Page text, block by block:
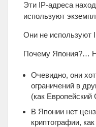
Эти IP-адреса
используют
Они не используют
Почему Япония?…
Очевидно, они
ограничений в
(как
В Японии нет
криптографии,